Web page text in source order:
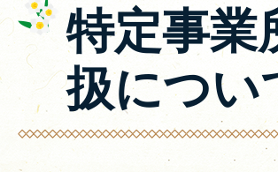
特定事業
扱につい